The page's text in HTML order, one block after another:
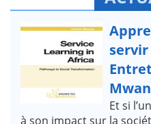
Et si
à son impact sur la